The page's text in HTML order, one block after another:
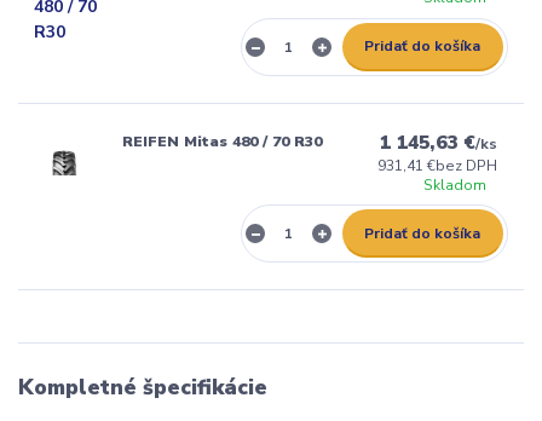
Pridať do košíka
REIFEN Mitas 480 / 70 R30 1 145,63 €/ks
931,41 €bez DPH
Skladom
Pridať do košíka
Kompletné špecifikácie